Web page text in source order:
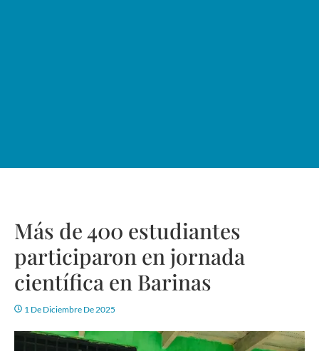
‎Más de 400 estudiantes
participaron en jornada
científica en Barinas
1 De Diciembre De 2025